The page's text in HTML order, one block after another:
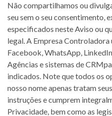
Não compartilhamos ou
seu sem o seu consentimento,
especificados neste Aviso ou
legal. A Empresa
Facebook, WhatsApp, LinkedIn
Agências e sistemas de
indicados. Note que todos os
nosso nome apenas tratam
instruções e cumprem
Privacidade, bem como as